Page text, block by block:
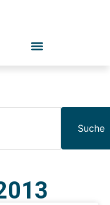
Suche